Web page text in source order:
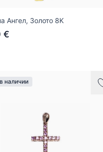
Ангел, Золото 8K
€
наличии